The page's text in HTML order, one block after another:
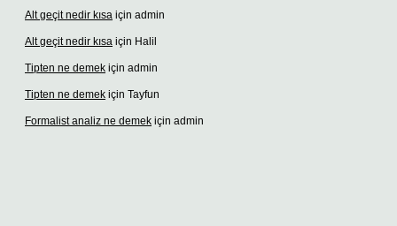
Alt geçit nedir kısa için admin
Alt geçit nedir kısa için Halil
Tipten ne demek için admin
Tipten ne demek için Tayfun
Formalist analiz ne demek için admin